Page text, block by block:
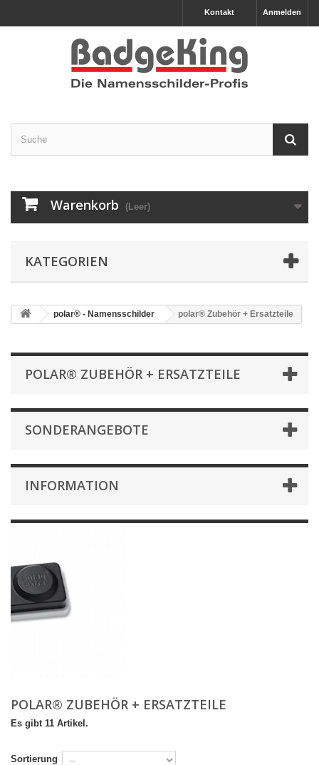
Anmelden
Kontakt
Warenkorb (Leer)
KATEGORIEN
polar® - Namensschilder polar® Zubehör + Ersatzteile
POLAR® ZUBEHÖR + ERSATZTEILE
SONDERANGEBOTE
INFORMATION
POLAR® ZUBEHÖR + ERSATZTEILE
Es gibt 11 Artikel.
Sortierung